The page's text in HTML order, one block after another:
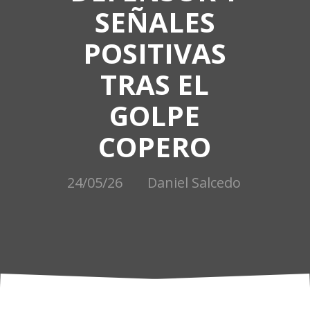
SEÑALES
POSITIVAS
TRAS EL
GOLPE
COPERO
24/05/26 Daniel Salcedo